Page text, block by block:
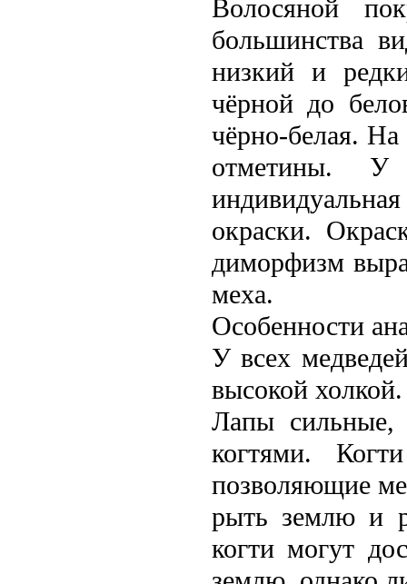
Волосяной
большинства
низкий и
чёрной до
чёрно-белая. На
отметины. У
окраски.
диморфизм
меха.
Особенности
У всех
высокой холкой.
Лапы сильные,
когтями.
позволяющие
рыть землю и
когти могут